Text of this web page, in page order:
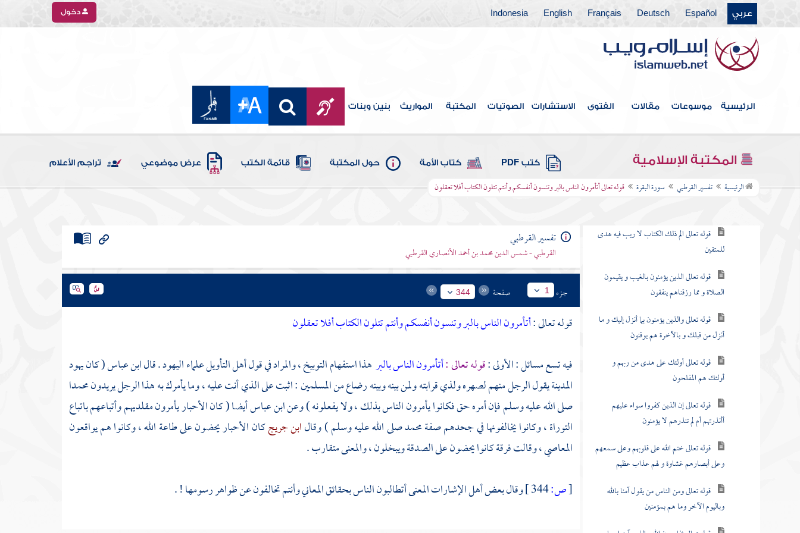
عربي Español
Deutsch
Français
English
Indonesia دخول
الرئيسية موسوعات مقالات الفتوى الاستشارات الصوتيات المكتبة المواريث بنين وبنات
المكتبة الإسلامية كتب PDF كتاب الأمة حول المكتبة قائمة الكتب عرض موضوعي تراجم الأعلام
الرئيسية تفسير القرطبي سورة البقرة قوله تعالى أتأمرون الناس بالبر وتنسون أنفسكم وأنتم تتلون الكتاب أفلا تعقلون
باب ما جاء من الحجة في الرد على
من طعن في القرآن وخالف مصحف
عثمان بالزيادة والنقصان
سورة الفاتحة
سورة البقرة
قوله تعالى الم ذلك الكتاب لا ريب فيه هدى
للمتقين
قوله تعالى الذين يؤمنون بالغيب و يقيمون
الصلاة و مما رزقناهم ينفقون
قوله تعالى والذين يؤمنون بما أنزل إليك و ما
أنزل من قبلك و بالآخرة هم يوقنون
قوله تعالى أولئك على هدى من ربهم و
أولئك هم المفلحون
قوله تعالى إن الذين كفروا سواء عليهم
أأنذرتهم أم لم تنذرهم لا يؤمنون
قوله تعالى ختم الله على قلوبهم وعلى سمعهم
وعلى أبصارهم غشاوة و لهم عذاب عظيم
قوله تعالى ومن الناس من يقول آمنا بالله
وباليوم الآخر وما هم بمؤمنين
تفسير القرطبي
القرطبي - شمس الدين محمد بن أحمد الأنصاري القرطبي
جزء 1 صفحة 344
قوله تعالى :أتأمرون الناس بالبر وتنسون أنفسكم وأنتم تتلون الكتاب أفلا تعقلون
فيه تسع مسائل : الأولى :قوله تعالى :أتأمرون الناس بالبرهذا استفهام التوبيخ ، والمراد في قول أهل التأويل علماءاليهود. قالابن عباس( كانيهود
المدينةيقول الرجل منهم لصهره ولذي قرابته ولمن بينه وبينه رضاع من المسلمين : اثبت على الذي أنت عليه ، وما يأمرك به هذا الرجل يريدونمحمدا
صلى الله عليه وسلم فإن أمره حق فكانوا يأمرون الناس بذلك ، ولا يفعلونه ) وعنابن عباسأيضا ( كان الأحبار يأمرون مقلديهم وأتباعهم باتباع
التوراة ، وكانوا يخالفونها في جحدهم صفةمحمدصلى الله عليه وسلم ) وقالابن جريجكان الأحبار يحضون على طاعة الله ، وكانوا هم يواقعون
المعاصي ، وقالت فرقة كانوا يحضون على الصدقة ويبخلون ، والمعنى متقارب .
[ص: وقال بعض أهل الإشارات المعنى أتطالبون الناس بحقائق المعاني وأنتم تخالفون عن ظواهر رسومها ! .